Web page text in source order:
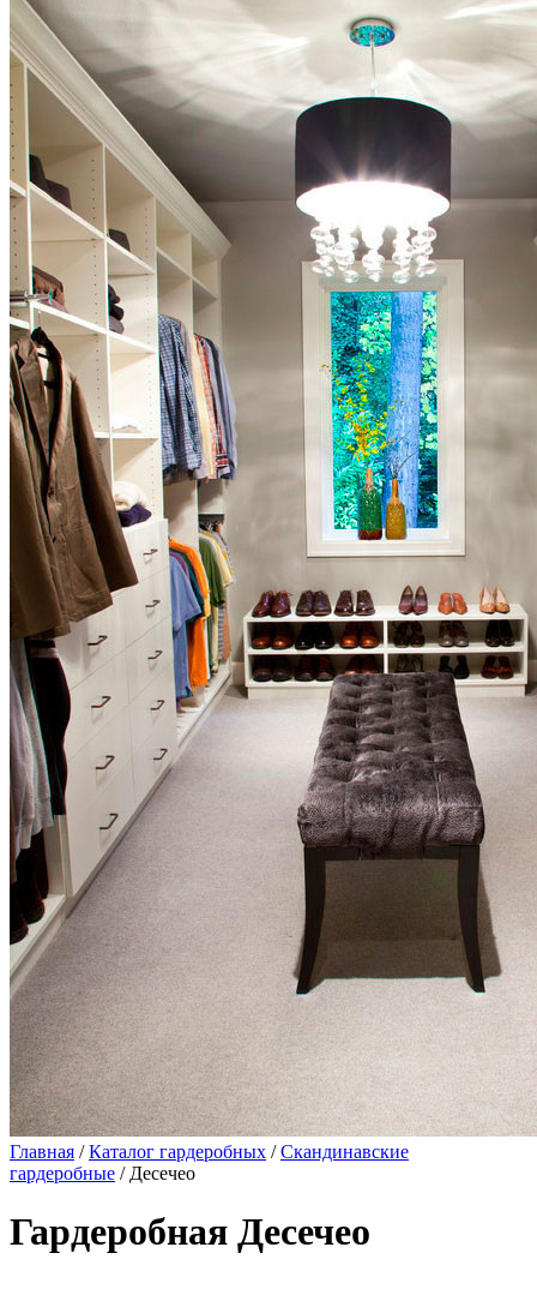
Главная /Каталог гардеробных /Скандинавские
гардеробные / Десечео
Гардеробная Десечео